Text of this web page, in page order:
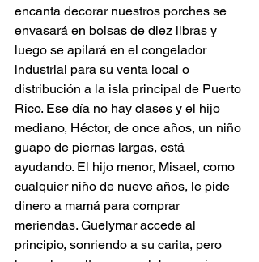
encanta decorar nuestros porches se
envasará en bolsas de diez libras y
luego se apilará en el congelador
industrial para su venta local o
distribución a la isla principal de Puerto
Rico. Ese día no hay clases y el hijo
mediano, Héctor, de once años, un niño
guapo de piernas largas, está
ayudando. El hijo menor, Misael, como
cualquier niño de nueve años, le pide
dinero a mamá para comprar
meriendas. Guelymar accede al
principio, sonriendo a su carita, pero